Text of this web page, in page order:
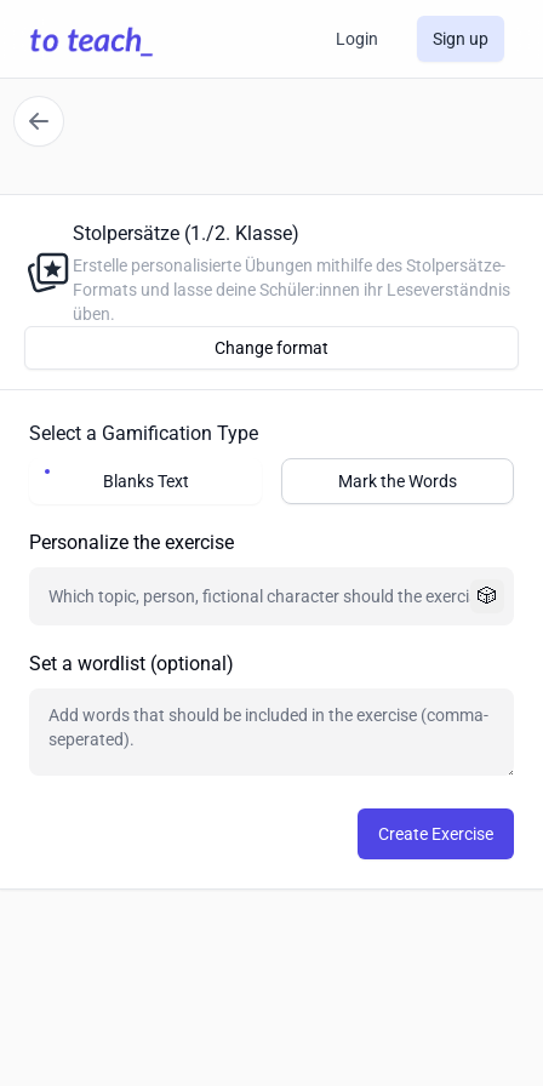
Login Sign up
Stolpersätze (1./2. Klasse)
Erstelle personalisierte Übungen mithilfe des Stolpersätze-
Formats und lasse deine Schüler:innen ihr Leseverständnis
üben.
Change format
Select a Gamification Type
Blanks Text Mark the Words
Personalize the exercise
🎲
Set a wordlist (optional)
Create Exercise